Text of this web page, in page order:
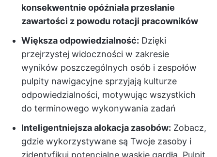
konsekwentnie opóźniała przesłanie
zawartości z powodu rotacji pracowników
Większa odpowiedzialność: Dzięki
przejrzystej widoczności w zakresie
wyników poszczególnych osób i zespołów
pulpity nawigacyjne sprzyjają kulturze
odpowiedzialności, motywując wszystkich
do terminowego wykonywania zadań
Inteligentniejsza alokacja zasobów: Zobacz,
gdzie wykorzystywane są Twoje zasoby i